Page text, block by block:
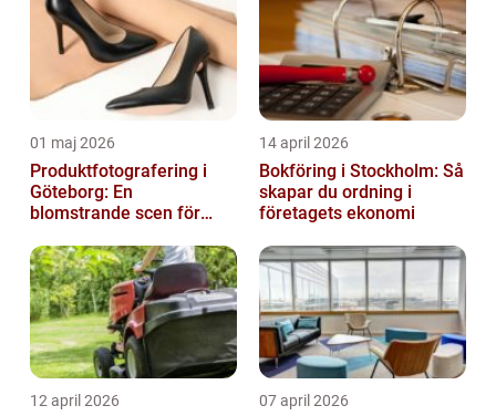
01 maj 2026
Produktfotografering i
Göteborg: En
blomstrande scen för
14 april 2026
Bokföring i Stockholm: Så
skapar du ordning i
företagets ekonomi
12 april 2026 07 april 2026